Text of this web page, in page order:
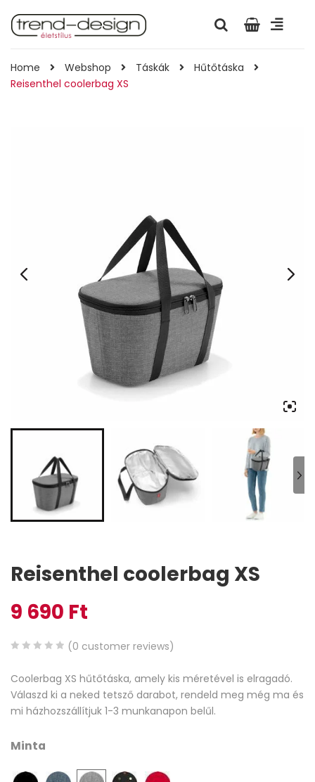
Home Webshop Táskák
Hűtőtáska
Reisenthel coolerbag XS
Reisenthel coolerbag XS
9 690 Ft
out
of
based
customer
(0 customer reviews)
Coolerbag XS hűtőtáska, amely kis méretével is elragadó.
Válaszd ki a neked tetsző darabot, rendeld meg még ma és
mi házhozszállítjuk 1-3 munkanapon belűl.
Minta